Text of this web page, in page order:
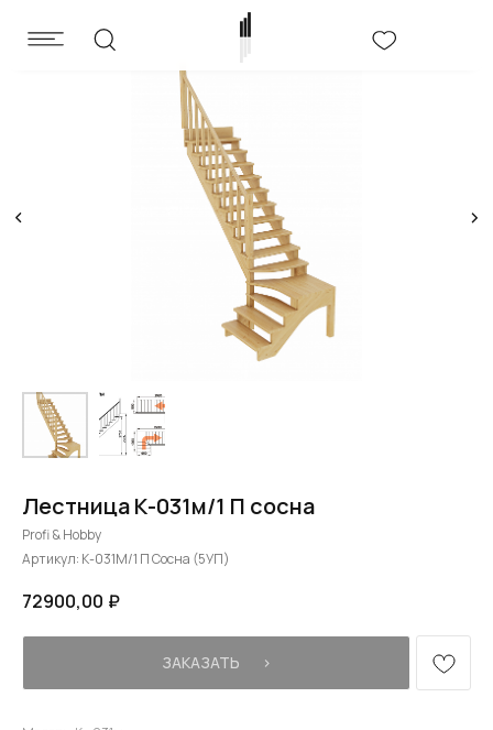
Лестница К-031м/1 П сосна
Profi & Hobby
Артикул: К-031М/1 П Сосна (5УП)
72900,00 ₽
ЗАКАЗАТЬ⠀⠀›